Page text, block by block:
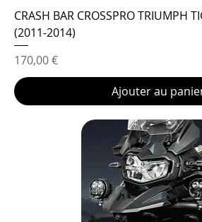
CRASH BAR CROSSPRO TRIUMPH
(2011-2014)
Prix
170,00 €
Ajouter au